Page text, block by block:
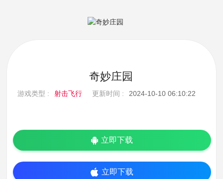
奇妙庄园
游戏类型 : 射击飞行 更新时间 : 2024-10-10 06:10:22
立即下载
立即下载